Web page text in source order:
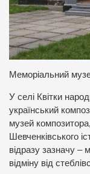
Меморіальний
У селі Квітки
український
музей
Шевченківського
відразу зазначу –
відміну від